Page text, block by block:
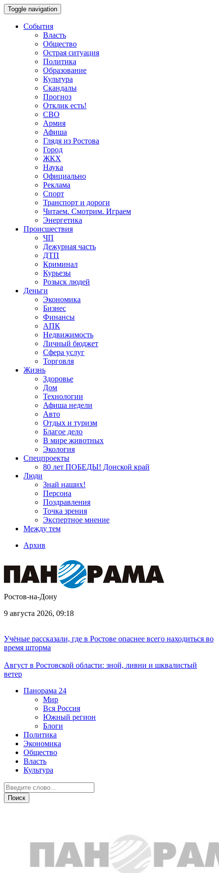
Toggle navigation
События
Власть
Общество
Острая ситуация
Политика
Образование
Культура
Скандалы
Прогноз
Отклик есть!
СВО
Армия
Афиша
Глядя из Ростова
Город
ЖКХ
Наука
Официально
Реклама
Спорт
Транспорт и дороги
Читаем. Смотрим. Играем
Энергетика
Происшествия
ЧП
Дежурная часть
ДТП
Криминал
Курьезы
Розыск людей
Деньги
Экономика
Бизнес
Финансы
АПК
Недвижимость
Личный бюджет
Сфера услуг
Торговля
Жизнь
Здоровье
Дом
Технологии
Афиша недели
Авто
Отдых и туризм
Благое дело
В мире животных
Экология
Спецпроекты
80 лет ПОБЕДЫ! Донской край
Люди
Знай наших!
Персона
Поздравления
Точка зрения
Экспертное мнение
Между тем
Архив
Ростов-на-Дону
9 августа 2026, 09:18
Учёные рассказали, где в Ростове опаснее всего находиться во
время шторма
Август в Ростовской области: зной, ливни и шквалистый
ветер
Панорама 24
Мир
Вся Россия
Южный регион
Блоги
Политика
Экономика
Общество
Власть
Культура